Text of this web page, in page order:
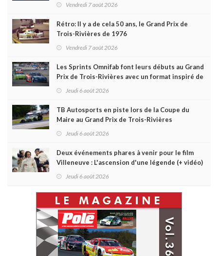
Vendredi 7 août 2026
Rétro: Il y a de cela 50 ans, le Grand Prix de
Trois-Rivières de 1976
Vendredi 7 août 2026
Les Sprints Omnifab font leurs débuts au Grand
Prix de Trois-Rivières avec un format inspiré de
Jeudi 6 août 2026
TB Autosports en piste lors de la Coupe du
Maire au Grand Prix de Trois-Rivières
Jeudi 6 août 2026
Deux événements phares à venir pour le film
Villeneuve : L'ascension d'une légende (+ vidéo)
Jeudi 6 août 2026